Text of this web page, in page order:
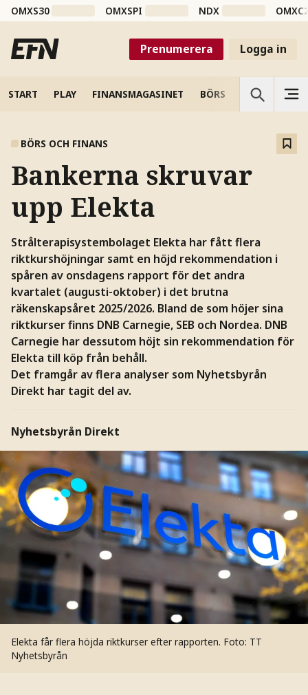
OMXS30 OMXSPI NDX
Prenumerera Logga in
START PLAY FINANSMAGASINET BÖRS VETENSKAP
BÖRS OCH FINANS
Bankerna skruvar
upp Elekta
Strålterapisystembolaget Elekta har fått flera
riktkurshöjningar samt en höjd rekommendation i
spåren av onsdagens rapport för det andra
kvartalet (augusti-oktober) i det brutna
räkenskapsåret 2025/2026. Bland de som höjer sina
riktkurser finns DNB Carnegie, SEB och Nordea. DNB
Carnegie har dessutom höjt sin rekommendation för
Elekta till köp från behåll.
Det framgår av flera analyser som Nyhetsbyrån
Direkt har tagit del av.
Nyhetsbyrån Direkt
Elekta får flera höjda riktkurser efter rapporten. Foto: TT
Nyhetsbyrån